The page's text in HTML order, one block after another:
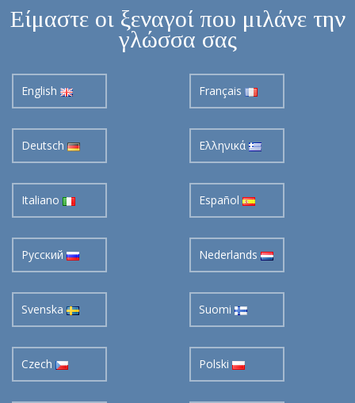
Είμαστε οι ξεναγοί που μιλάνε την
γλώσσα σας
English Français
Deutsch Ελληνικά
Italiano Español
Pусский Nederlands
Svenska Suomi
Czech Polski